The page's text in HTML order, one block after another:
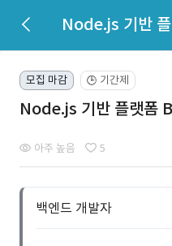
Node.js 기반
모집 마감 🕒 기간제
Node.js 기반 플랫폼
아주 높음 5
백엔드 개발자